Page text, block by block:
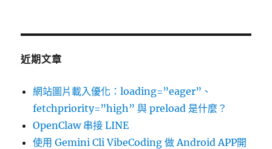
近期文章
網站圖片載入優化：loading=”eager”、
fetchpriority=”high” 與 preload 是什麼？
OpenClaw 串接 LINE
使用 Gemini Cli VibeCoding 做 Android APP開